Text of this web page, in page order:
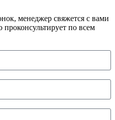
менеджер свяжется с вами
по всем